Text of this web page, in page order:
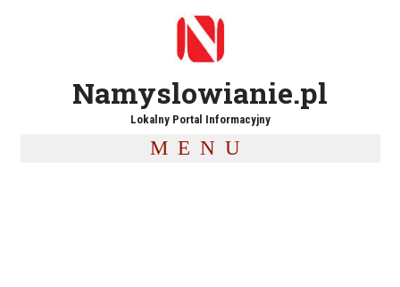
Namyslowianie.pl
Lokalny Portal Informacyjny
MENU